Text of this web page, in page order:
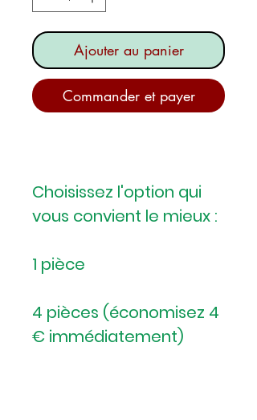
Ajouter au panier
Commander et payer
Choisissez l'option qui
vous convient le mieux :
1 pièce
4 pièces (économisez 4
€ immédiatement)